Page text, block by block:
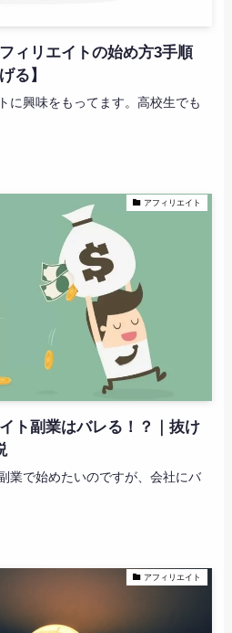
ィリエイトの始め方3手順
る】
に興味をもってます。高校生でも
アフィリエイト
ト副業はバレる！？｜抜け
業で始めたいのですが、会社にバ
アフィリエイト